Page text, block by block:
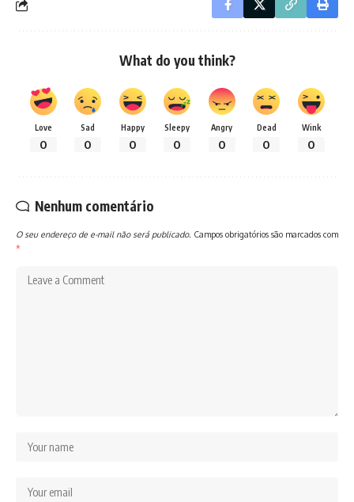
What do you think?
Love
0
Sad
0
Happy
0
Sleepy
0
Angry
0
Dead
0
Wink
0
Nenhum comentário
O seu endereço de e-mail não será publicado. Campos obrigatórios são marcados com
*